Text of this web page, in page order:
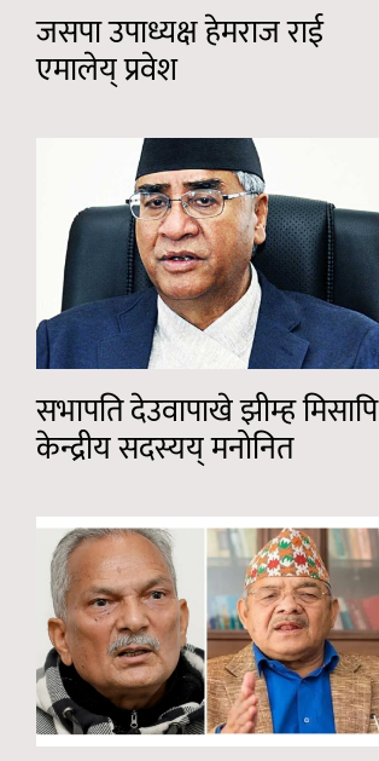
जसपा उपाध्यक्ष हेमराज राई
एमालेय् प्रवेश
सभापति देउवापाखे झीम्ह मिसापि
केन्द्रीय सदस्यय् मनोनित